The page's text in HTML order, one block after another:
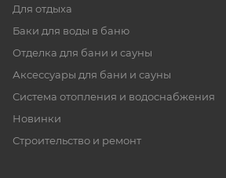
Для отдыха
Баки для воды в баню
Отделка для бани и сауны
Аксессуары для бани и сауны
Система отопления и водоснабжения
Новинки
Строительство и ремонт